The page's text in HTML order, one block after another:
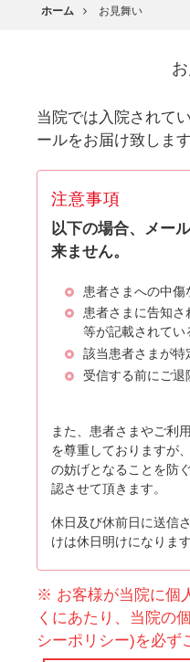
ホーム お見舞い
当院では入院されて
ールをお届け致します
注意事項
以下の場合、メー
来ません。
患者さまへの中
患者さまに告知さ
等が記載されてい
該当患者さまが特
受信する前にご退
また、患者さまやご利
を尊重しておりますが
の妨げとなることを防
認させて頂きます。
休日及び休前日に送信
けは休日明けになりま
※ お客様が当院に個
くにあたり、当院の
シーポリシー)を必ず